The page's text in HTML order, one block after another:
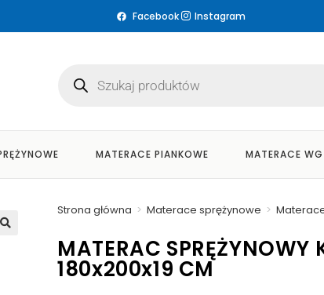
Facebook Instagram
MATERACE PIANKOWE MATERACE
Strona główna > Materace sprężynowe >
MATERAC SPRĘŻYNOWY
180x200x19 CM